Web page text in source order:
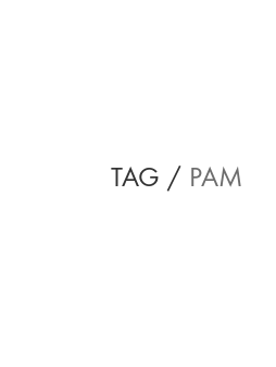
TAG / PAM